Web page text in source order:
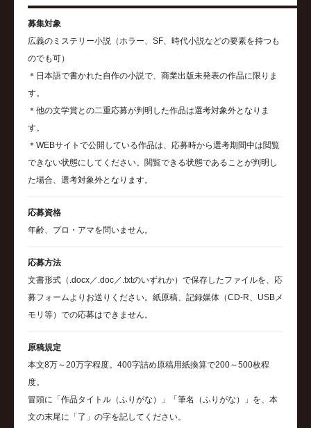
募集対象
広義のミステリー小説（ホラー、SF、時代小説などの要素を持つも
のでも可）
＊日本語で書かれた自作の小説で、商業出版未発表の作品に限りま
す。
＊他の文学賞との二重応募が判明した作品は選考対象外となりま
す。
＊WEBサイトで公開している作品は、応募時から選考期間中は閲覧
できない状態にしてください。閲覧できる状態であることが判明し
た場合、選考対象外となります。
応募資格
年齢、プロ・アマを問いません。
応募方法
文書形式（.docx／.doc／.txtのいずれか）で保存したファイルを、応
募フォームよりお送りください。紙原稿、記録媒体（CD-R、USBメ
モリ等）での応募はできません。
原稿規定
本文8万～20万字程度。400字詰め原稿用紙換算で200～500枚程
度。
冒頭に「作品タイトル（ふりがな）」「筆名（ふりがな）」を、本
文の末尾に「了」の字を記してください。